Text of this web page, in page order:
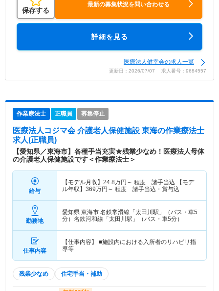
保存する
最新の募集状況を問い合わせる
詳細を見る
医療法人健幸会の求人一覧
更新日：2026/07/07 求人番号：9684557
作業療法士 正職員 募集停止
医療法人コジマ会 介護老人保健施設 東海の作業療法士
求人(正職員)
【愛知県／東海市】各種手当充実★残業少なめ！医療法人母体
の介護老人保健施設です＜作業療法士＞
給与
【モデル月収】 24.8万円～ 程度 諸手当込 【モデ
ル年収】 369万円～ 程度 諸手当込・賞与込
勤務地
愛知県 東海市 名鉄常滑線「太田川駅」（バス・車5
分）名鉄河和線「太田川駅」（バス・車5分）
仕事内容
【仕事内容】 ■施設内における入所者のリハビリ指
導等
残業少なめ 住宅手当・補助